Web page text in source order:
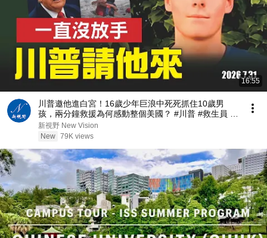
16:55
川普邀他進白宮！16歲少年巨浪中死死抓住10歲男
孩，兩分鐘救援為何感動整個美國？ #川普 #救生員 #
美國精神 | 新視野 第2467期 20260731
新視野 New Vision
New 79K views